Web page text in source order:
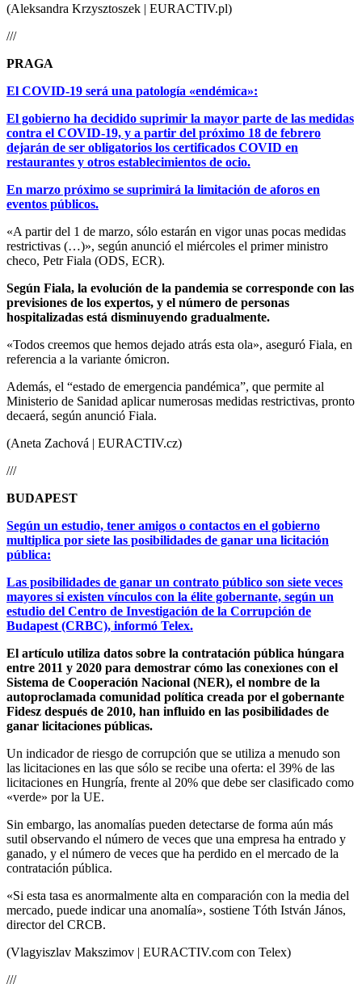
(Aleksandra Krzysztoszek | EURACTIV.pl)
///
PRAGA
El COVID-19 será una patología «endémica»:
El gobierno ha decidido suprimir la mayor parte de las medidas
contra el COVID-19, y a partir del próximo 18 de febrero
dejarán de ser obligatorios los certificados COVID en
restaurantes y otros establecimientos de ocio.
En marzo próximo se suprimirá la limitación de aforos en
eventos públicos.
«A partir del 1 de marzo, sólo estarán en vigor unas pocas medidas
restrictivas (…)», según anunció el miércoles el primer ministro
checo, Petr Fiala (ODS, ECR).
Según Fiala, la evolución de la pandemia se corresponde con las
previsiones de los expertos, y el número de personas
hospitalizadas está disminuyendo gradualmente.
«Todos creemos que hemos dejado atrás esta ola», aseguró Fiala, en
referencia a la variante ómicron.
Además, el “estado de emergencia pandémica”, que permite al
Ministerio de Sanidad aplicar numerosas medidas restrictivas, pronto
decaerá, según anunció Fiala.
(Aneta Zachová | EURACTIV.cz)
///
BUDAPEST
Según un estudio, tener amigos o contactos en el gobierno
multiplica por siete las posibilidades de ganar una licitación
pública:
Las posibilidades de ganar un contrato público son siete veces
mayores si existen vínculos con la élite gobernante, según un
estudio del Centro de Investigación de la Corrupción de
Budapest (CRBC), informó Telex.
El artículo utiliza datos sobre la contratación pública húngara
entre 2011 y 2020 para demostrar cómo las conexiones con el
Sistema de Cooperación Nacional (NER), el nombre de la
autoproclamada comunidad política creada por el gobernante
Fidesz después de 2010, han influido en las posibilidades de
ganar licitaciones públicas.
Un indicador de riesgo de corrupción que se utiliza a menudo son
las licitaciones en las que sólo se recibe una oferta: el 39% de las
licitaciones en Hungría, frente al 20% que debe ser clasificado como
«verde» por la UE.
Sin embargo, las anomalías pueden detectarse de forma aún más
sutil observando el número de veces que una empresa ha entrado y
ganado, y el número de veces que ha perdido en el mercado de la
contratación pública.
«Si esta tasa es anormalmente alta en comparación con la media del
mercado, puede indicar una anomalía», sostiene Tóth István János,
director del CRCB.
(Vlagyiszlav Makszimov | EURACTIV.com con Telex)
///